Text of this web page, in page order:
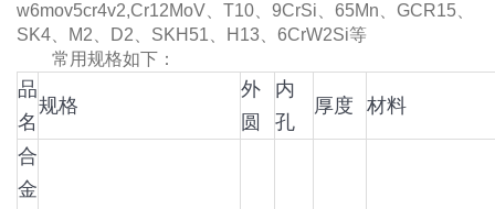
w6mov5cr4v2,Cr12MoV、T10、9CrSi、65Mn、GCR15、
SK4、M2、D2、SKH51、H13、6CrW2Si等
常用规格如下：
品
名
规格
外
圆
内
孔
厚度 材料
合
金